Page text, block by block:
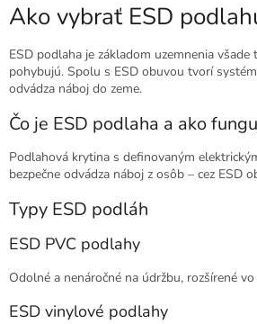
Ako vybrať ESD
ESD podlaha je základom uzemnenia všade
pohybujú. Spolu s ESD obuvou tvorí
odvádza náboj do zeme.
Čo je ESD podlaha a ako
Podlahová krytina s definovaným
bezpečne odvádza náboj z osôb – cez ESD
Typy ESD podláh
ESD PVC podlahy
Odolné a nenáročné na údržbu, rozšírené
ESD vinylové podlahy